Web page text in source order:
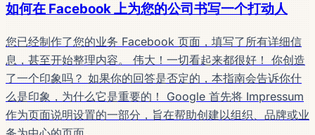
如何在 Facebook 上为您的公司书写一个打动人
您已经制作了您的业务 Facebook 页面，填写了所有详细信
息，甚至开始整理内容。 伟大！一切看起来都很好！ 你创造
了一个印象吗？ 如果你的回答是否定的，本指南会告诉你什
么是印象，为什么它是重要的！ Google 首先将 Impressum
作为页面说明设置的一部分，旨在帮助创建以组织、品牌或业